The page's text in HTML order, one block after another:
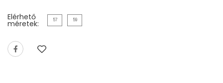
Elérhető
méretek: 57 59